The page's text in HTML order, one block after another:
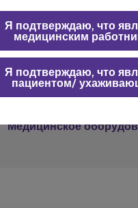
взрослых
Медицинское
Я подтверждаю, что
медицинским
Я подтверждаю, что
пациентом/